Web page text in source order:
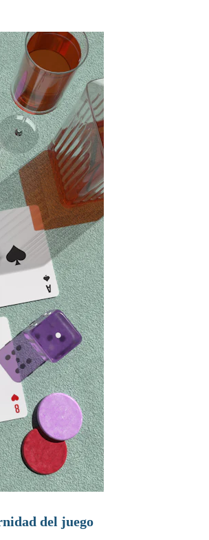
del juego